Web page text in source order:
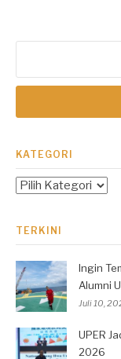
KATEGORI
Kategori
TERKINI
Ingin
Alumni
Juli 10,
UPER
2026